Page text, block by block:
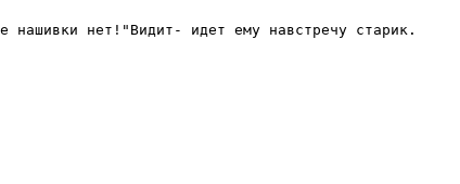
нет!"Видит- идет ему навстречу старик.